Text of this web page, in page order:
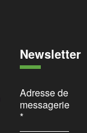
Newsletter
Adresse de
messagerie
*